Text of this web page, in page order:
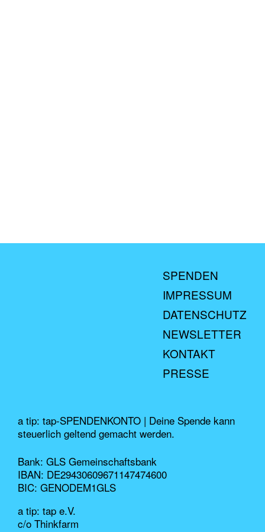
SPENDEN
IMPRESSUM
DATENSCHUTZ
NEWSLETTER
KONTAKT
PRESSE
a tip: tap-SPENDENKONTO | Deine Spende kann
steuerlich geltend gemacht werden.
Bank: GLS Gemeinschaftsbank
IBAN: DE29430609671147474600
BIC: GENODEM1GLS
a tip: tap e.V.
c/o Thinkfarm